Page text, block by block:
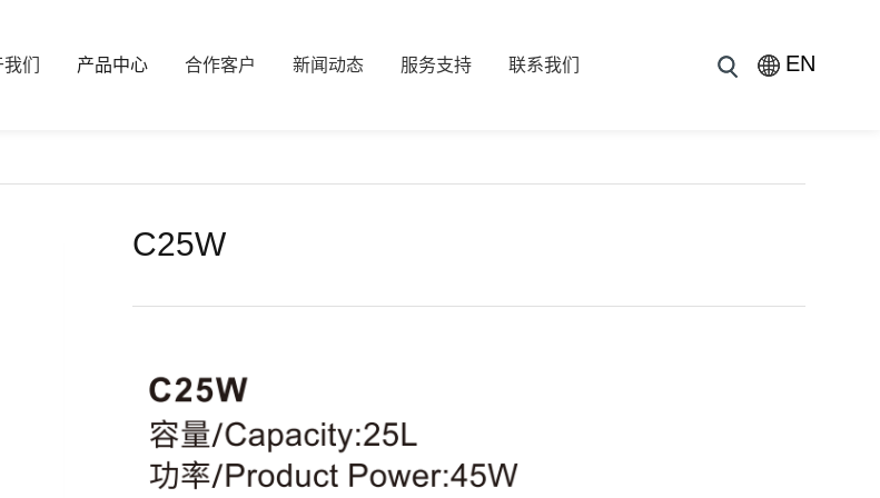
们 产品中心 合作客户 新闻动态 服务支持 联系我们 EN
C25W